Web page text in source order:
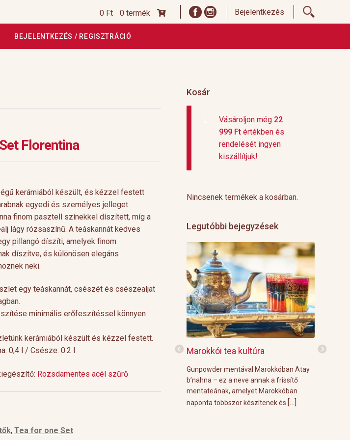
0 Ft 0 termék Bejelentkezés
BEJELENTKEZÉS / REGISZTRÁCIÓ
Rólunk HoReCa Impresszum
Florentina
kerámiából készült, és kézzel festett
egyedi és személyes jelleget
finom pasztell színekkel díszített, míg a
lágy rózsaszínű. A teáskannát kedves
pillangó díszíti, amelyek finom
díszítve, és különösen elegáns
neki.
egy teáskannát, csészét és csészealjat
minimális erőfeszítéssel könnyen
kerámiából készült és kézzel festett.
0,4 l / Csésze: 0.2 l
Rozsdamentes acél szűrő
,Tea for one Set
Kosár
Vásároljon még 22
999 Ft értékben és
rendelését ingyen
kiszállítjuk!
Nincsenek termékek a kosárban.
Legutóbbi bejegyzések
hűsítő koktél.
nagyobb
és a koktél
több
Levendulás aperitif
Hozzávalók 1 pohárhoz: 3 g Demmers
pezsgő Elkészítés: Öntsünk le 3 g
Marokkói tea kultúra
Gunpowder mentával Marokkóban Atay
b’nahna – ez a neve annak a frissítő
mentateának, amelyet Marokkóban
naponta többször készítenek és […]
Grillre